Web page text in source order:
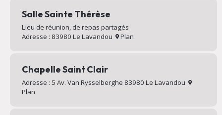
Salle Sainte Thérèse
Lieu de réunion, de repas partagés
Adresse : 83980 Le Lavandou
Plan
Chapelle Saint Clair
Adresse : 5 Av. Van Rysselberghe 83980 Le Lavandou
Plan